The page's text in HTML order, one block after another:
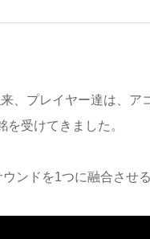
、プレイヤー達は、ア
受けてきました。
ンドを1つに融合させ